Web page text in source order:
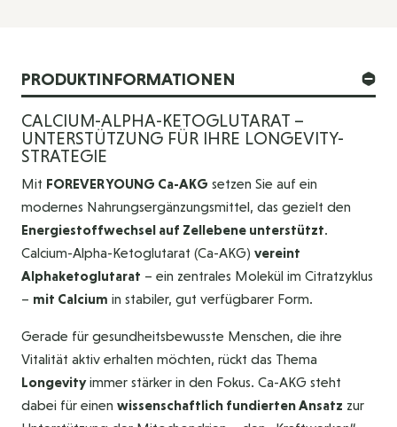
PRODUKTINFORMATIONEN
CALCIUM-ALPHA-KETOGLUTARAT –
UNTERSTÜTZUNG FÜR IHRE LONGEVITY-
STRATEGIE
Mit FOREVER YOUNG Ca-AKG setzen Sie auf ein
modernes Nahrungsergänzungsmittel, das gezielt den
Energiestoffwechsel auf Zellebene unterstützt.
Calcium-Alpha-Ketoglutarat (Ca-AKG) vereint
Alphaketoglutarat – ein zentrales Molekül im Citratzyklus
– mit Calcium in stabiler, gut verfügbarer Form.
Gerade für gesundheitsbewusste Menschen, die ihre
Vitalität aktiv erhalten möchten, rückt das Thema
Longevityimmer stärker in den Fokus. Ca-AKG steht
dabei für einen wissenschaftlich fundierten Ansatz zur